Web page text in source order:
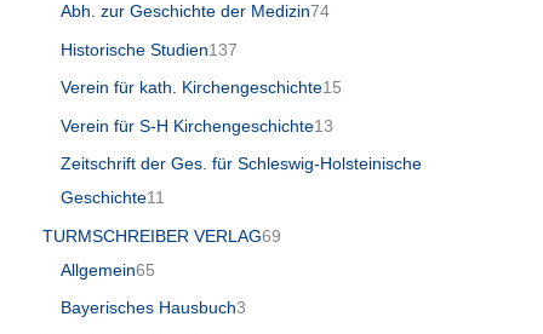
Abh. zur Geschichte der Medizin74
Historische Studien137
Verein für kath. Kirchengeschichte15
Verein für S-H Kirchengeschichte13
Zeitschrift der Ges. für Schleswig-Holsteinische
Geschichte11
TURMSCHREIBER VERLAG69
Allgemein65
Bayerisches Hausbuch3